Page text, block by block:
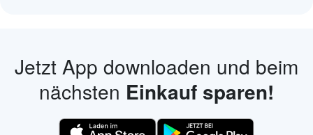
Jetzt App downloaden und beim
nächsten Einkauf sparen!